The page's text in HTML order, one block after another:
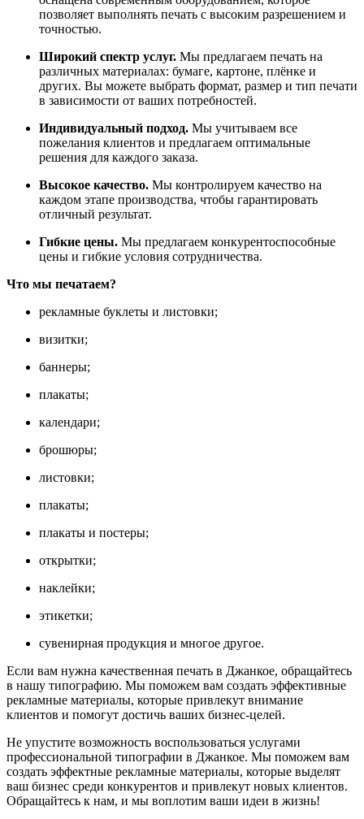
позволяет выполнять печать с высоким разрешением и
точностью.
Широкий спектр услуг. Мы предлагаем печать на
различных материалах: бумаге, картоне, плёнке и
других. Вы можете выбрать формат, размер и тип печати
в зависимости от ваших потребностей.
Индивидуальный подход. Мы учитываем все
пожелания клиентов и предлагаем оптимальные
решения для каждого заказа.
Высокое качество. Мы контролируем качество на
каждом этапе производства, чтобы гарантировать
отличный результат.
Гибкие цены. Мы предлагаем конкурентоспособные
цены и гибкие условия сотрудничества.
Что мы печатаем?
рекламные буклеты и листовки;
визитки;
баннеры;
плакаты;
календари;
брошюры;
листовки;
плакаты;
плакаты и постеры;
открытки;
наклейки;
этикетки;
сувенирная продукция и многое другое.
Если вам нужна качественная печать в Джанкое, обращайтесь
в нашу типографию. Мы поможем вам создать эффективные
рекламные материалы, которые привлекут внимание
клиентов и помогут достичь ваших бизнес-целей.
Не упустите возможность воспользоваться услугами
профессиональной типографии в Джанкое. Мы поможем вам
создать эффектные рекламные материалы, которые выделят
ваш бизнес среди конкурентов и привлекут новых клиентов.
Обращайтесь к нам, и мы воплотим ваши идеи в жизнь!